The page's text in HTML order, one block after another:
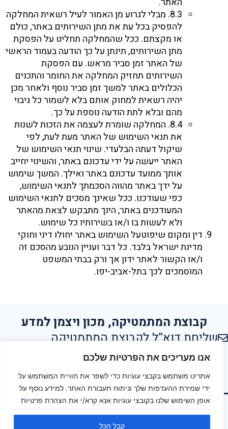
אנו מעריכים את הפרטיות שלכם
אתרינו משתמש בקבצי עוגיות כדי לשפר את חוויית המשתמש על
ידי שמירת ההעדפות שלך וניתוח תעבורת האתר. למידע נוסף על
אופן השימוש שלנו בקובצי עוגיות אנא קרא/י את הצהרת פרטיות
קבל הכל
8.3. מבלי לגרוע מן האמור לעיל רשאית המחלקה
להפסיק בכל עת את מתן השירותים באתר, כולם
או מקצתם. ככל שהמחלקה תחליט על הפסקת
מתן השירותים, תינתן על כך הודעה בעמוד הראשי
של האתר זמן סביר מראש. עם הפסקת
השירותים תחזיק המחלקה את החומר והתכנים
הכלולים באתר למשך זמן סביר נוסף ולאחר מכן
יהיה רשאית למחוק אותם בלא לשמור כל גיבוי
מהם ובלא לתת הודעה נוספת על כך.
8.4. המחלקה שומרת לעצמה את הזכות לשנות
את תנאי השימוש של האתר מעת לעת, לפי
שיקול דעתה הבלעדי. שינוי תנאי השימוש של
האתר ייעשה על ידי עדכונם באתר, והשינוי יחייב
אותך ממועד עדכונם באתר ואילך. המשך שימוש
על ידך באתר מהווה הסכמתך לתנאי השימוש,
כפי שעודכנו. ככל שאינך מסכים לתנאי השימוש
המעודכנים באתר, הינך מתבקש לצאת מהאתר
ולא לעשות בו ו/או בשירותיו כל שימוש.
דין ומקום שיפוטעל השימוש באתר יחולו דיני וחוקי
מדינת ישראל בלבד. כל דבר ועניין הנובע מהסכם זה
ו/או הקשור לאתר ידון אך ורק בבתי המשפט
המוסמכים לכך בתל-אביב-יפו.
קבוצת המתמטיקה, מכון ויצמן למדע
שליחת דוא”ל לקבוצת המתמטיקה
הצהרת נגישות
תנאי שימוש
מפת אתר
© כל הזכויות שמורות למחלקה להוראת המדעים, מכון ויצמן למדע